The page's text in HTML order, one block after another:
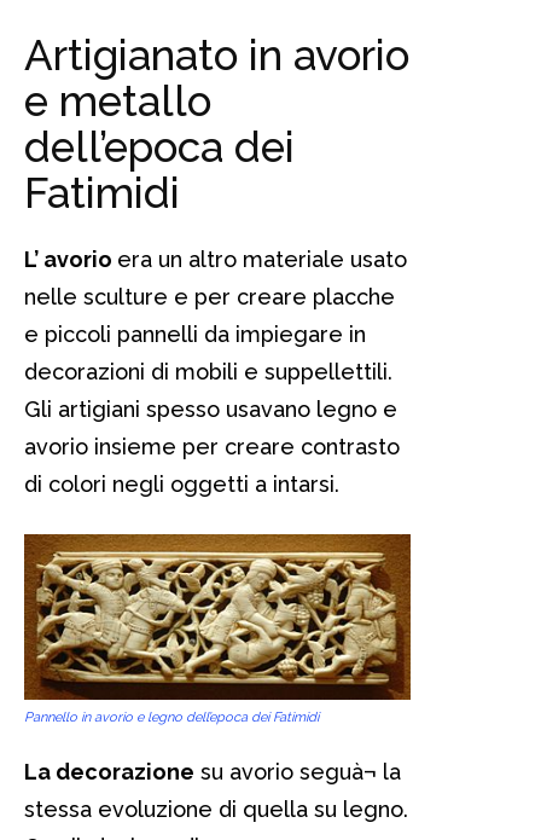
Artigianato in avorio
e metallo
dell’epoca dei
Fatimidi
L’ avorio era un altro materiale usato
nelle sculture e per creare placche
e piccoli pannelli da impiegare in
decorazioni di mobili e suppellettili.
Gli artigiani spesso usavano legno e
avorio insieme per creare contrasto
di colori negli oggetti a intarsi.
Pannello in avorio e legno dell’epoca dei Fatimidi
La decorazione su avorio seguà¬ la
stessa evoluzione di quella su legno.